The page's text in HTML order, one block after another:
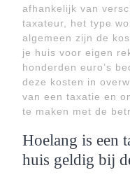
afhankelijk van
taxateur, het type
algemeen zijn de
je huis voor eigen
honderden euro’s
deze kosten in
van een taxatie en
te maken met de
Hoelang is een
huis geldig bij